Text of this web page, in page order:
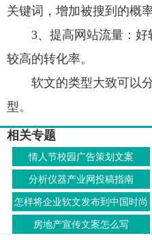
关键词，增加被搜到的概率
3、提高网站流量：好
较高的转化率。
软文的类型大致可以分
型。
相关专题
情人节校园广告策划文案
分析仪器产业网投稿指南
怎样将企业软文发布到中国时尚
网上
房地产宣传文案怎么写